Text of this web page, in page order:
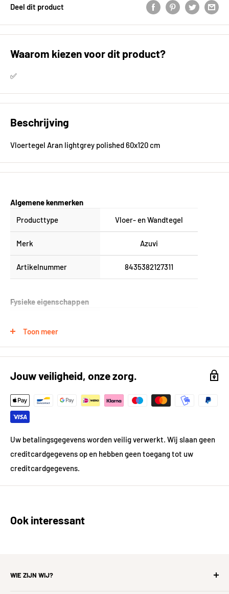
Deel dit product
Waarom kiezen voor dit product?
✅
Beschrijving
Vloertegel Aran lightgrey polished 60x120 cm
Algemene kenmerken
Producttype
Vloer- en Wandtegel
Merk Azuvi
Artikelnummer 8435382127311
Fysieke eigenschappen
Gewicht
Dikte in mm 9.3
Materiaal Keramiek
Toon meer
Jouw veiligheid, onze zorg.
Uw betalingsgegevens worden veilig verwerkt. Wij slaan geen
creditcardgegevens op en hebben geen toegang tot uw
creditcardgegevens.
Ook interessant
WIE ZIJN WIJ?